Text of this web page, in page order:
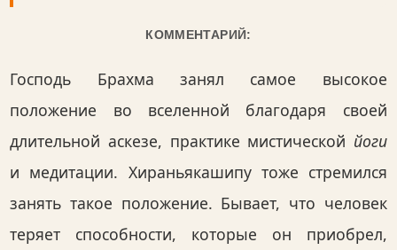
КОММЕНТАРИЙ:
Господь Брахма занял самое высокое
положение во вселенной благодаря своей
длительной аскезе, практике мистической йоги
и медитации. Хираньякашипу тоже стремился
занять такое положение. Бывает, что человек
теряет способности, которые он приобрел,